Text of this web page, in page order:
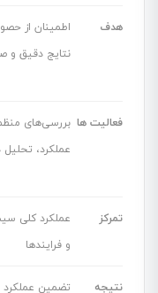
هدف
اطمینان از
نتایج دقیق و
فعالیت ها بررسی‌های
عملکرد، تحلیل
تمرکز
عملکرد کلی
و فرایندها
نتیجه
تضمین عملکرد